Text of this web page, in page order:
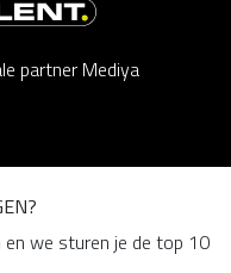
partner Mediya
en we sturen je de top 10